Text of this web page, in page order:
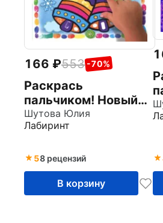
166 553 -70%
Раскрась
пальчиком! Новый
год
Шутова Юлия
Лабиринт
58 рецензий
В корзину